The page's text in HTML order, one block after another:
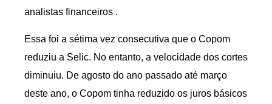
analistas financeiros .
Essa foi a sétima vez consecutiva que o Copom
reduziu a Selic. No entanto, a velocidade dos cortes
diminuiu. De agosto do ano passado até março
deste ano, o Copom tinha reduzido os juros básicos